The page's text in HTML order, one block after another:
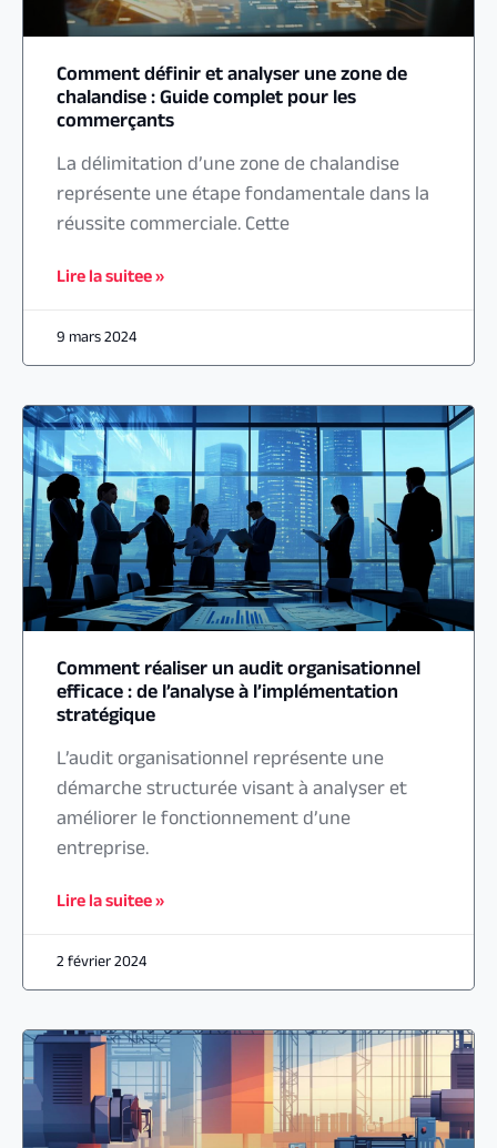
Comment définir et analyser une zone de
chalandise : Guide complet pour les
commerçants
La délimitation d’une zone de chalandise
représente une étape fondamentale dans la
réussite commerciale. Cette
Lire la suitee »
9 mars 2024
Comment réaliser un audit organisationnel
efficace : de l’analyse à l’implémentation
stratégique
L’audit organisationnel représente une
démarche structurée visant à analyser et
améliorer le fonctionnement d’une
entreprise.
Lire la suitee »
2 février 2024